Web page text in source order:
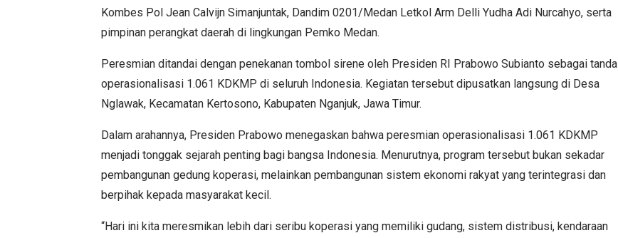
Kombes Pol Jean Calvijn Simanjuntak, Dandim 0201/Medan Letkol Arm Delli Yudha Adi Nurcahyo, serta
pimpinan perangkat daerah di lingkungan Pemko Medan.
Peresmian ditandai dengan penekanan tombol sirene oleh Presiden RI Prabowo Subianto sebagai tanda
operasionalisasi 1.061 KDKMP di seluruh Indonesia. Kegiatan tersebut dipusatkan langsung di Desa
Nglawak, Kecamatan Kertosono, Kabupaten Nganjuk, Jawa Timur.
Dalam arahannya, Presiden Prabowo menegaskan bahwa peresmian operasionalisasi 1.061 KDKMP
menjadi tonggak sejarah penting bagi bangsa Indonesia. Menurutnya, program tersebut bukan sekadar
pembangunan gedung koperasi, melainkan pembangunan sistem ekonomi rakyat yang terintegrasi dan
berpihak kepada masyarakat kecil.
“Hari ini kita meresmikan lebih dari seribu koperasi yang memiliki gudang, sistem distribusi, kendaraan